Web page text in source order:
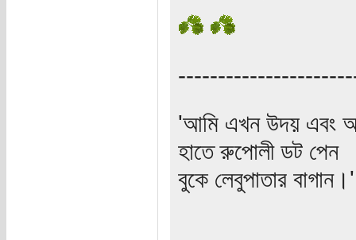
'আমি এখন উদয় এবং
হাতে রুপোলী ডট পেন
বুকে লেবুপাতার